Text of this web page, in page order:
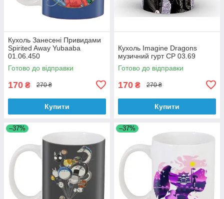
Кухоль Занесені Привидами
Spirited Away Yubaaba
01.06.450
Готово до відправки
170 ₴ 270 ₴
Купити
Кухоль Imagine Dragons
музичний гурт CP 03.69
Готово до відправки
170 ₴ 270 ₴
Купити
–37% –37%